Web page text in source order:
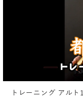
トレーニング アルト1